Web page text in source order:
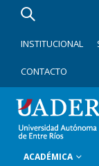
INSTITUCIONAL
CONTACTO
ACADÉMICA